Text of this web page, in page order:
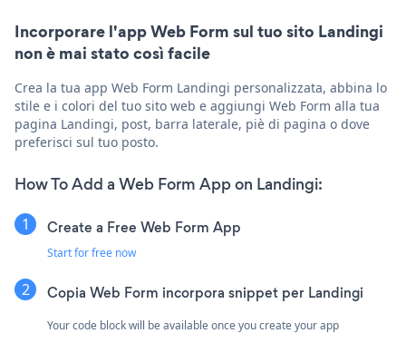
Incorporare l'app Web Form sul tuo sito Landingi
non è mai stato così facile
Crea la tua app Web Form Landingi personalizzata, abbina lo
stile e i colori del tuo sito web e aggiungi Web Form alla tua
pagina Landingi, post, barra laterale, piè di pagina o dove
preferisci sul tuo posto.
How To Add a Web Form App on Landingi:
Create a Free Web Form App
Start for free now
Copia Web Form incorpora snippet per Landingi
Your code block will be available once you create your app